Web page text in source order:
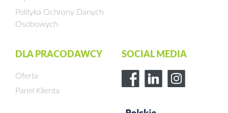
Polityka Ochrony Danych
Osobowych
DLA PRACODAWCY
Oferta
Panel Klienta
SOCIAL MEDIA